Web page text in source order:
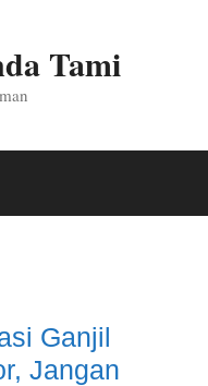
Tami
Ganjil
Jangan